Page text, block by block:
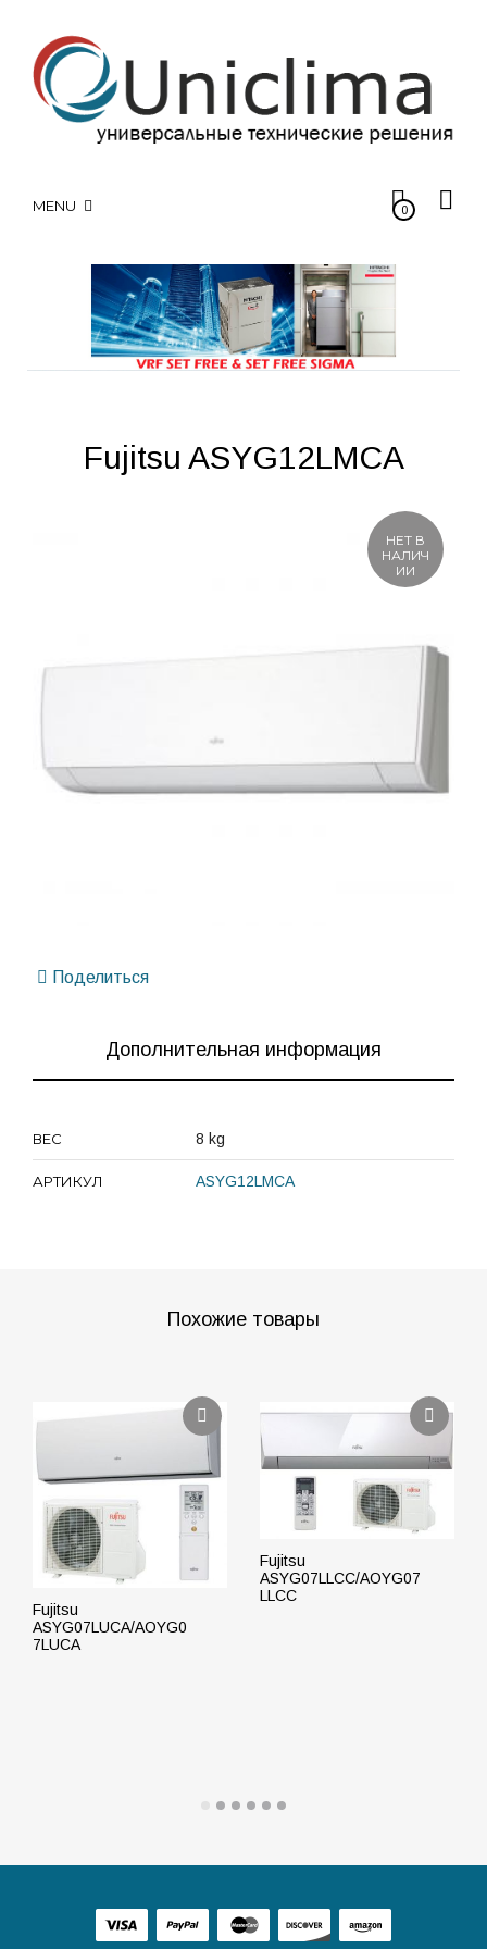
MENU 0
Fujitsu ASYG12LMCA
НЕТ В
НАЛИЧ
ИИ
Поделиться
Дополнительная информация
ВЕС 8 kg
АРТИКУЛ ASYG12LMCA
Похожие товары
Fujitsu
ASYG07LUCA/AOYG0
7LUCA
Fujitsu
ASYG07LLCC/AOYG07
LLCC